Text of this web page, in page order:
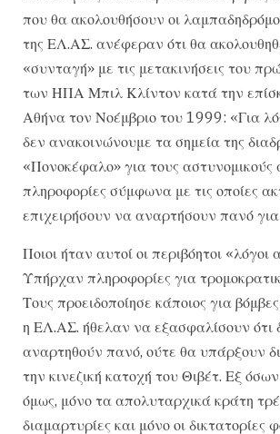
που θα ακολουθήσουν οι
της ΕΛ.ΑΣ. ανέφεραν ότι θα
«συνταγή» με τις μετακινήσεις του
των ΗΠΑ Μπιλ Κλίντον κατά την
Αθήνα τον Νοέμβριο του 1999: «Για
δεν ανακοινώνουμε τα σημεία της
«Πονοκέφαλο» για τους αστυνομικούς
πληροφορίες σύμφωνα με τις οποίες
επιχειρήσουν να αναρτήσουν πανό για
Ποιοι ήταν αυτοί οι περιβόητοι «λόγοι
Υπήρχαν πληροφορίες για
Τους προειδοποίησε κάποιος για
η ΕΛ.ΑΣ. ήθελαν να εξασφαλίσουν ότι
αναρτηθούν πανό, ούτε θα υπάρξουν
την κινεζική κατοχή του Θιβέτ. Εξ
όμως, μόνο τα απολυταρχικά κράτη
διαμαρτυρίες και μόνο οι δικτατορίες